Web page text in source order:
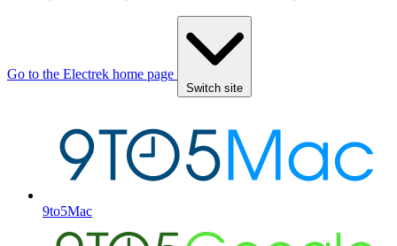
Go to the Electrek home page
Switch site
9to5Mac